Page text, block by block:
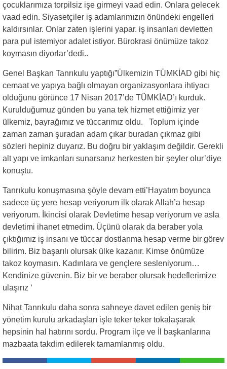
çocuklarımıza torpilsiz işe girmeyi vaad edin. Onlara gelecek
vaad edin. Siyasetçiler iş adamlarımızın önündeki engelleri
kaldırsınlar. Onlar zaten işlerini yapar. iş insanları devletten
para pul istemiyor adalet istiyor. Bürokrasi önümüze takoz
koymasın diyorlar’dedi..
Genel Başkan Tanrıkulu yaptığı”Ülkemizin TÜMKİAD gibi hiç
cemaat ve yapıya bağlı olmayan organizasyonlara ihtiyacı
olduğunu görünce 17 Nisan 2017’de TÜMKİAD’ı kurduk.
Kurulduğumuz günden bu yana tek hizmet ettiğimiz yer
ülkemiz, bayrağımız ve tüccarımız oldu. Toplum içinde
zaman zaman şuradan adam çıkar buradan çıkmaz gibi
sözleri hepiniz duyarız. Bu doğru bir yaklaşım değildir. Gerekli
alt yapı ve imkanları sunarsanız herkesten bir şeyler olur’diye
konuştu.
Tanrıkulu konuşmasına şöyle devam etti’Hayatım boyunca
sadece üç yere hesap veriyorum ilk olarak Allah’a hesap
veriyorum. İkincisi olarak Devletime hesap veriyorum ve asla
devletimi ihanet etmedim. Üçünü olarak da beraber yola
çıktığımız iş insanı ve tüccar dostlarıma hesap verme bir görev
bilirim. Biz başarılı olursak ülke kazanır. Kimse önümüze
takoz koymasın. Kadınlara ve gençlere sesleniyorum…
Kendinize güvenin. Biz bir ve beraber olursak hedeflerimize
ulaşırız ‘
Nihat Tanrıkulu daha sonra sahneye davet edilen geniş bir
yönetim kurulu arkadaşları işle teker teker tokalaşarak
hepsinin hal hatırını sordu. Program ilçe ve İl başkanlarına
mazbaata takdim edilerek tamamlanmış oldu.